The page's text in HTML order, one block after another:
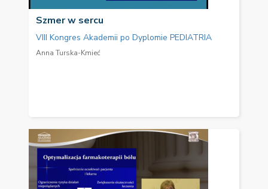
Szmer w sercu
VIII Kongres Akademii po Dyplomie PEDIATRIA
Anna Turska-Kmieć